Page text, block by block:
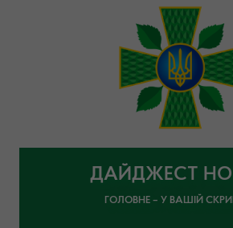
ДАЙДЖЕСТ
ГОЛОВНЕ – У ВАШІЙ